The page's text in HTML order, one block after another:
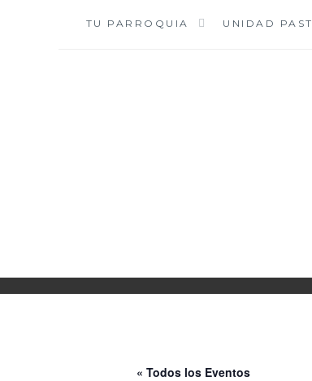
TU PARROQUIA UNIDAD
« Todos los Eventos